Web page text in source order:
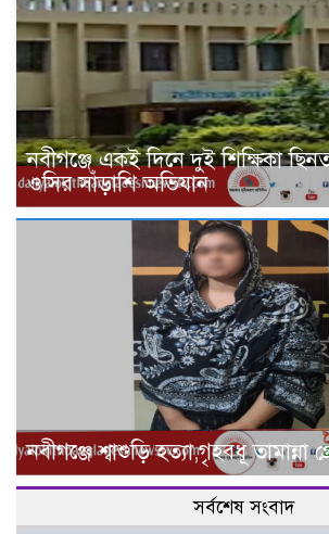
নবীগঞ্জে একই দিনে দুই শিক্ষিকা
ওসির সাঁড়াশি অভিযান
নবীগঞ্জে শ্বাশুড়ি হত্যা,গৃহবধূ তামান্না
সর্বশেষ সংবাদ